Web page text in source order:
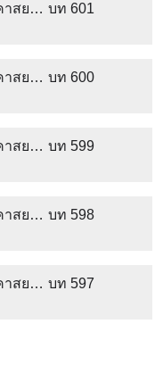
ราชันพิชิตหล้า หนึ่งมรรคาสยบฟ้า บท 601
ราชันพิชิตหล้า หนึ่งมรรคาสยบฟ้า บท 600
ราชันพิชิตหล้า หนึ่งมรรคาสยบฟ้า บท 599
ราชันพิชิตหล้า หนึ่งมรรคาสยบฟ้า บท 598
ราชันพิชิตหล้า หนึ่งมรรคาสยบฟ้า บท 597